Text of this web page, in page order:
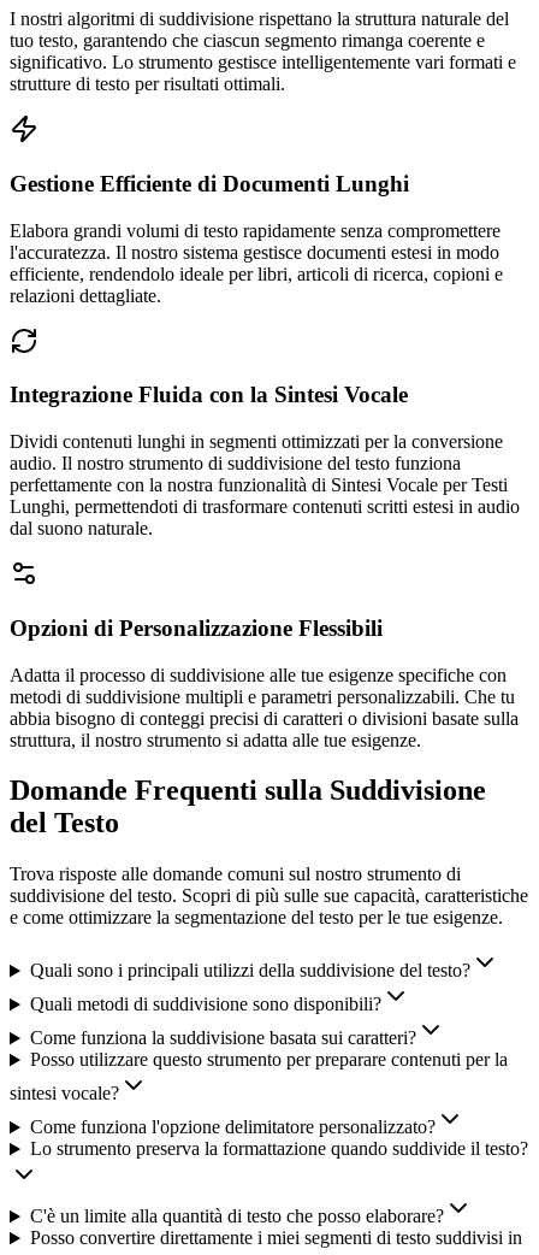
I nostri algoritmi di suddivisione rispettano la struttura naturale del
tuo testo, garantendo che ciascun segmento rimanga coerente e
significativo. Lo strumento gestisce intelligentemente vari formati e
strutture di testo per risultati ottimali.
Gestione Efficiente di Documenti Lunghi
Elabora grandi volumi di testo rapidamente senza compromettere
l'accuratezza. Il nostro sistema gestisce documenti estesi in modo
efficiente, rendendolo ideale per libri, articoli di ricerca, copioni e
relazioni dettagliate.
Integrazione Fluida con la Sintesi Vocale
Dividi contenuti lunghi in segmenti ottimizzati per la conversione
audio. Il nostro strumento di suddivisione del testo funziona
perfettamente con la nostra funzionalità di Sintesi Vocale per Testi
Lunghi, permettendoti di trasformare contenuti scritti estesi in audio
dal suono naturale.
Opzioni di Personalizzazione Flessibili
Adatta il processo di suddivisione alle tue esigenze specifiche con
metodi di suddivisione multipli e parametri personalizzabili. Che tu
abbia bisogno di conteggi precisi di caratteri o divisioni basate sulla
struttura, il nostro strumento si adatta alle tue esigenze.
Domande Frequenti sulla Suddivisione
del Testo
Trova risposte alle domande comuni sul nostro strumento di
suddivisione del testo. Scopri di più sulle sue capacità, caratteristiche
e come ottimizzare la segmentazione del testo per le tue esigenze.
Quali sono i principali utilizzi della suddivisione del testo?
Quali metodi di suddivisione sono disponibili?
Come funziona la suddivisione basata sui caratteri?
Posso utilizzare questo strumento per preparare contenuti per la
sintesi vocale?
Come funziona l'opzione delimitatore personalizzato?
Lo strumento preserva la formattazione quando suddivide il testo?
C'è un limite alla quantità di testo che posso elaborare?
Posso convertire direttamente i miei segmenti di testo suddivisi in